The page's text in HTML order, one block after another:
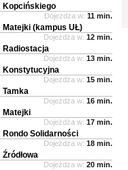
Kopcińskiego
Dojeżdża w: 11 min.
Matejki (kampus UŁ)
Dojeżdża w: 12 min.
Radiostacja
Dojeżdża w: 13 min.
Konstytucyjna
Dojeżdża w: 15 min.
Tamka
Dojeżdża w: 16 min.
Matejki
Dojeżdża w: 17 min.
Rondo Solidarności
Dojeżdża w: 18 min.
Źródłowa
Dojeżdża w: 20 min.